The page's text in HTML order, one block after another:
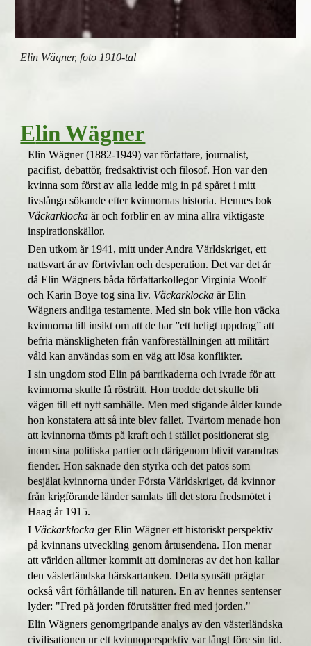
Elin Wägner, foto 1910-tal
Elin Wägner
Elin Wägner (1882-1949) var författare, journalist,
pacifist, debattör, fredsaktivist och filosof. Hon var den
kvinna som först av alla ledde mig in på spåret i mitt
livslånga sökande efter kvinnornas historia. Hennes bok
Väckarklockaär och förblir en av mina allra viktigaste
inspirationskällor.
Den utkom år 1941, mitt under Andra Världskriget, ett
nattsvart år av förtvivlan och desperation. Det var det år
då Elin Wägners båda författarkollegor Virginia Woolf
och Karin Boye tog sina liv. Väckarklocka är Elin
Wägners andliga testamente. Medsin bok ville hon väcka
kvinnorna till insikt om att de har ”ett heligt uppdrag” att
befria mänskligheten från vanföreställningen att militärt
våld kan användas som en väg att lösa konflikter.
I sin ungdom stod Elin på barrikaderna och ivrade för att
kvinnorna skulle få rösträtt. Hon trodde det skulle bli
vägen till ett nytt samhälle. Men med stigande ålder kunde
hon konstatera att så inte blev fallet. Tvärtom menade hon
att kvinnorna tömts på kraft och i stället positionerat sig
inom sina politiska partier och därigenom blivit varandras
fiender. Hon saknade den styrka och det patos som
besjälat kvinnorna under Första Världskriget, då kvinnor
från krigförande länder samlats till det stora fredsmötet i
Haag år 1915.
I Väckarklocka ger Elin Wägner ett historiskt perspektiv
på kvinnans utveckling genom årtusendena. Hon menar
att världen alltmer kommit att domineras av det hon kallar
den västerländska härskartanken. Detta synsätt präglar
också vårt förhållande till naturen. En av hennes sentenser
lyder: "Fred på jorden förutsätter fred med jorden."
Elin Wägners genomgripande analys av den västerländska
civilisationen ur ett kvinnoperspektiv var långt före sin tid.